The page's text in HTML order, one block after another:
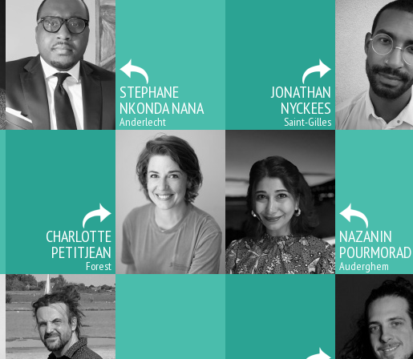
STEPHANE
NKONDA NANA
Anderlecht
JONATHAN
NYCKEES
Saint-Gilles
CHARLOTTE
PETITJEAN
Forest
NAZANIN
Auderghem